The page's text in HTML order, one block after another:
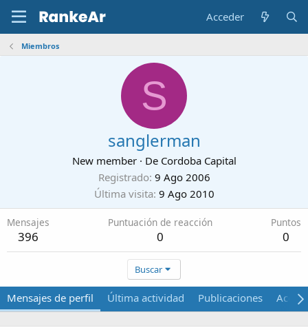
Acceder
Miembros
S
sanglerman
New member · De Cordoba Capital
Registrado 9 Ago 2006
Última visita 9 Ago 2010
Mensajes
396
Puntuación de reacción
0
Puntos
0
Buscar
Mensajes de perfil Última actividad Publicaciones Acerca